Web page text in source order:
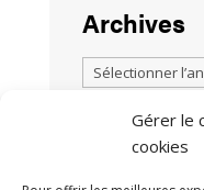
Gérer le
cookies
Archives
TOUTES LES